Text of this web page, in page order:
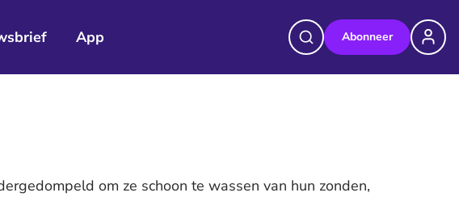
App Abonneer
om ze schoon te wassen van hun zonden,